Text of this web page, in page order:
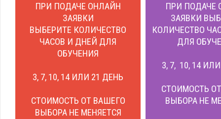
ПРИ ПОДАЧЕ ОНЛАЙН
ЗАЯВКИ
ВЫБЕРИТЕ КОЛИЧЕСТВО
ЧАСОВ И ДНЕЙ ДЛЯ
ОБУЧЕНИЯ
3, 7, 10, 14 ИЛИ 21 ДЕНЬ
СТОИМОСТЬ ОТ ВАШЕГО
ВЫБОРА НЕ МЕНЯЕТСЯ
ПРИ ПОДАЧЕ
ЗАЯВКИ
КОЛИЧЕСТВО
ДЛЯ
3, 7, 10, 14
СТОИМОСТЬ
ВЫБОРА НЕ